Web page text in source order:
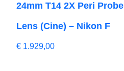
24mm T14 2X Peri Probe
Lens (Cine) – Nikon F
€ 1.929,00